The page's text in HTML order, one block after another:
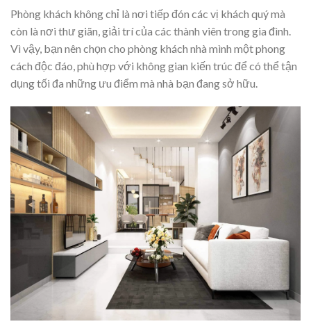
Phòng khách không chỉ là nơi tiếp đón các vị khách quý mà
còn là nơi thư giãn, giải trí của các thành viên trong gia đình.
Vì vậy, bạn nên chọn cho phòng khách nhà mình một phong
cách độc đáo, phù hợp với không gian kiến trúc để có thể tận
dụng tối đa những ưu điểm mà nhà bạn đang sở hữu.